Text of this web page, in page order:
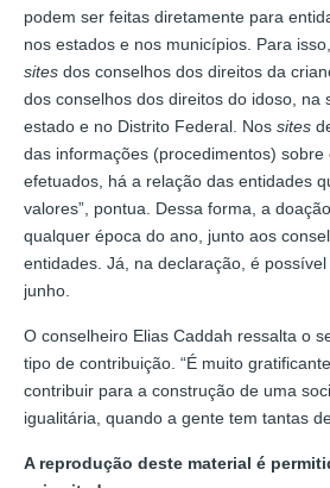
podem ser feitas diretamente para
nos estados e nos municípios. Para
sites dos conselhos dos direitos da
dos conselhos dos direitos do idoso, na
estado e no Distrito Federal. Nos sites
das informações (procedimentos) sobre
efetuados, há a relação das entidades
valores”, pontua. Dessa forma, a
qualquer época do ano, junto aos
entidades. Já, na declaração, é
junho.
O conselheiro Elias Caddah ressalta o
tipo de contribuição. “É muito
contribuir para a construção de uma
igualitária, quando a gente tem tantas
A reprodução deste material é